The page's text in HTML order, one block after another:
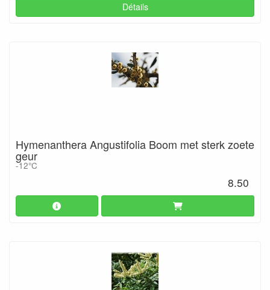
Détails
Hymenanthera Angustifolia Boom met sterk zoete
geur
-12°C
8.50